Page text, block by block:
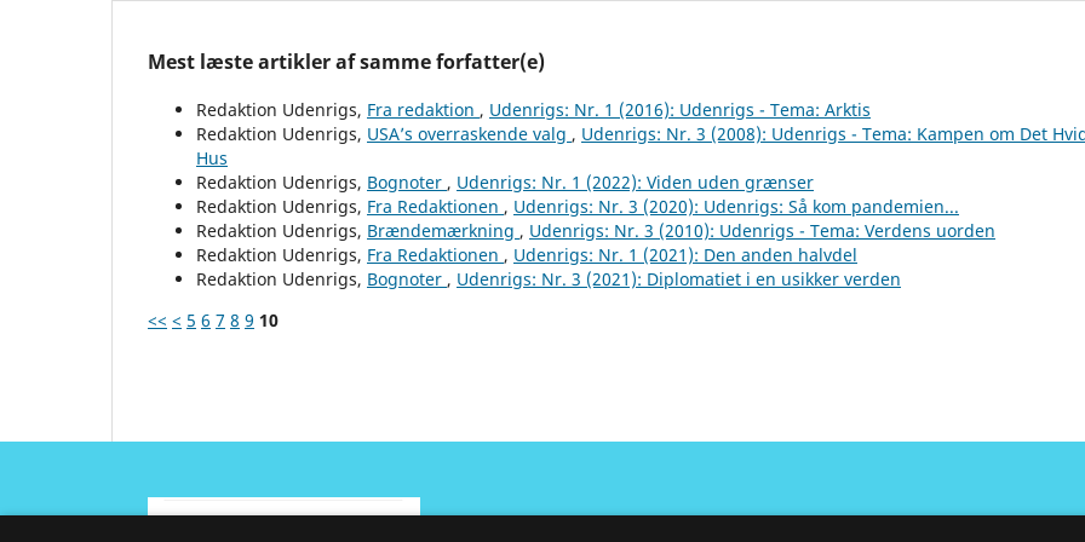
Mest læste artikler af samme forfatter(e)
Redaktion Udenrigs, Fra redaktion , Udenrigs: Nr. 1 (2016): Udenrigs - Tema: Arktis
Redaktion Udenrigs, USA’s overraskende valg , Udenrigs: Nr. 3 (2008): Udenrigs - Tema: Kampen om Det
Hus
Redaktion Udenrigs, Bognoter , Udenrigs: Nr. 1 (2022): Viden uden grænser
Redaktion Udenrigs, Fra Redaktionen , Udenrigs: Nr. 3 (2020): Udenrigs: Så kom pandemien...
Redaktion Udenrigs, Brændemærkning , Udenrigs: Nr. 3 (2010): Udenrigs - Tema: Verdens uorden
Redaktion Udenrigs, Fra Redaktionen , Udenrigs: Nr. 1 (2021): Den anden halvdel
Redaktion Udenrigs, Bognoter , Udenrigs: Nr. 3 (2021): Diplomatiet i en usikker verden
<< < 5 6 7 8 9 10